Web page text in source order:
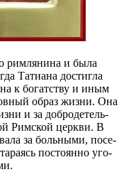
рим­ля­ни­на и бы­ла
Та­ти­а­на до­стиг­ла
к бо­гат­ству и иным
об­раз жиз­ни. Она
и за доб­ро­де­тель­
Рим­ской церк­ви. В
за боль­ны­ми, по­се­
по­сто­ян­но уго­